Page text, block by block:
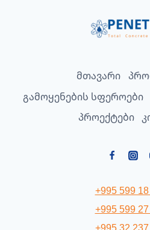
მთავარი
გამოყენების სფეროები
პროექტები
+995 599
+995 599